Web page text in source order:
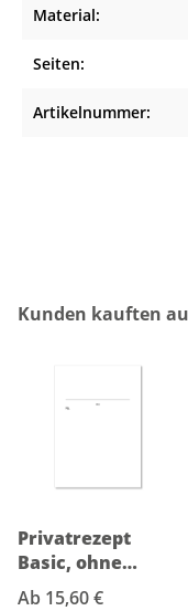
Physiotherapeuten und
Material:
Seiten:
Artikelnummer:
Produktgalerie
Kunden kauften
Privatrezept
Basic, ohne
Eindruck
Ab 15,60 €